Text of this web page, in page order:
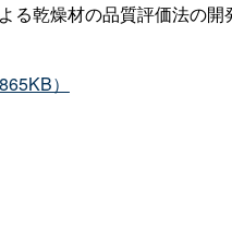
る乾燥材の品質評価法の開
）